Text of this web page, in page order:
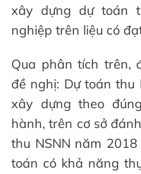
xây dựng dự toán
nghiệp trên liệu có
Qua phân tích trên,
đề nghị: Dự toán thu
xây dựng theo
hành, trên cơ sở
thu NSNN năm
toán có khả năng